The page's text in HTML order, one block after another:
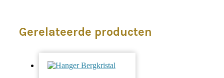
Gerelateerde producten